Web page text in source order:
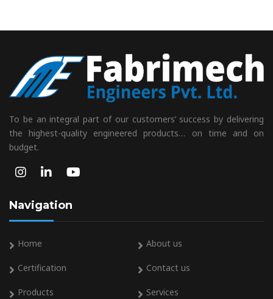
To be an integral part of our customers’ success by delivering
the highest-quality engineered products… on time and on
budget.
Navigation
Home About us
Certification Contact us
Products Services